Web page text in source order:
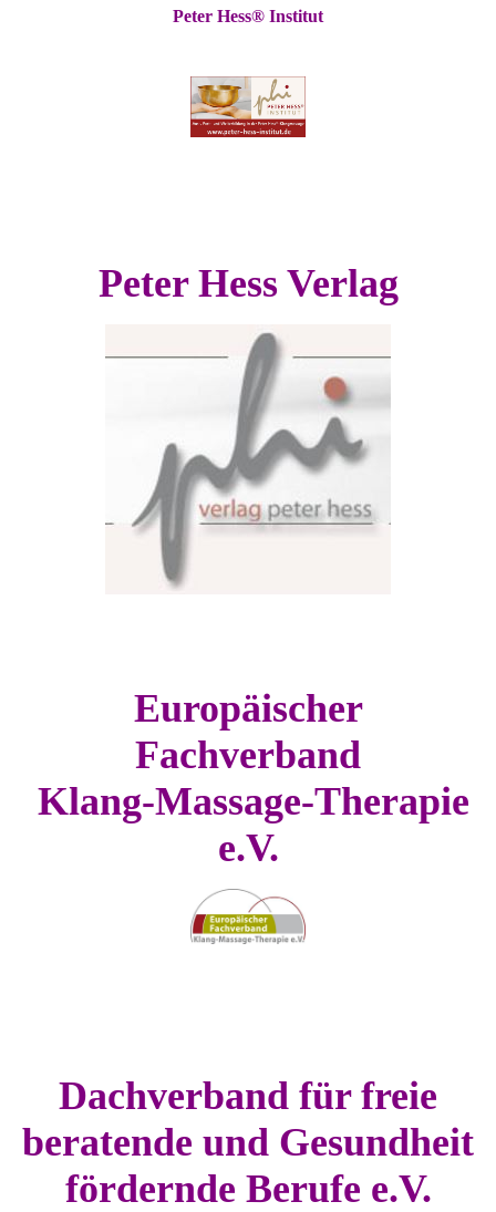
Peter Hess® Institut
Peter Hess Verlag
Europäischer
Fachverband
Klang-Massage-Therapie
e.V.
Dachverband für freie
beratende und Gesundheit
fördernde Berufe e.V.